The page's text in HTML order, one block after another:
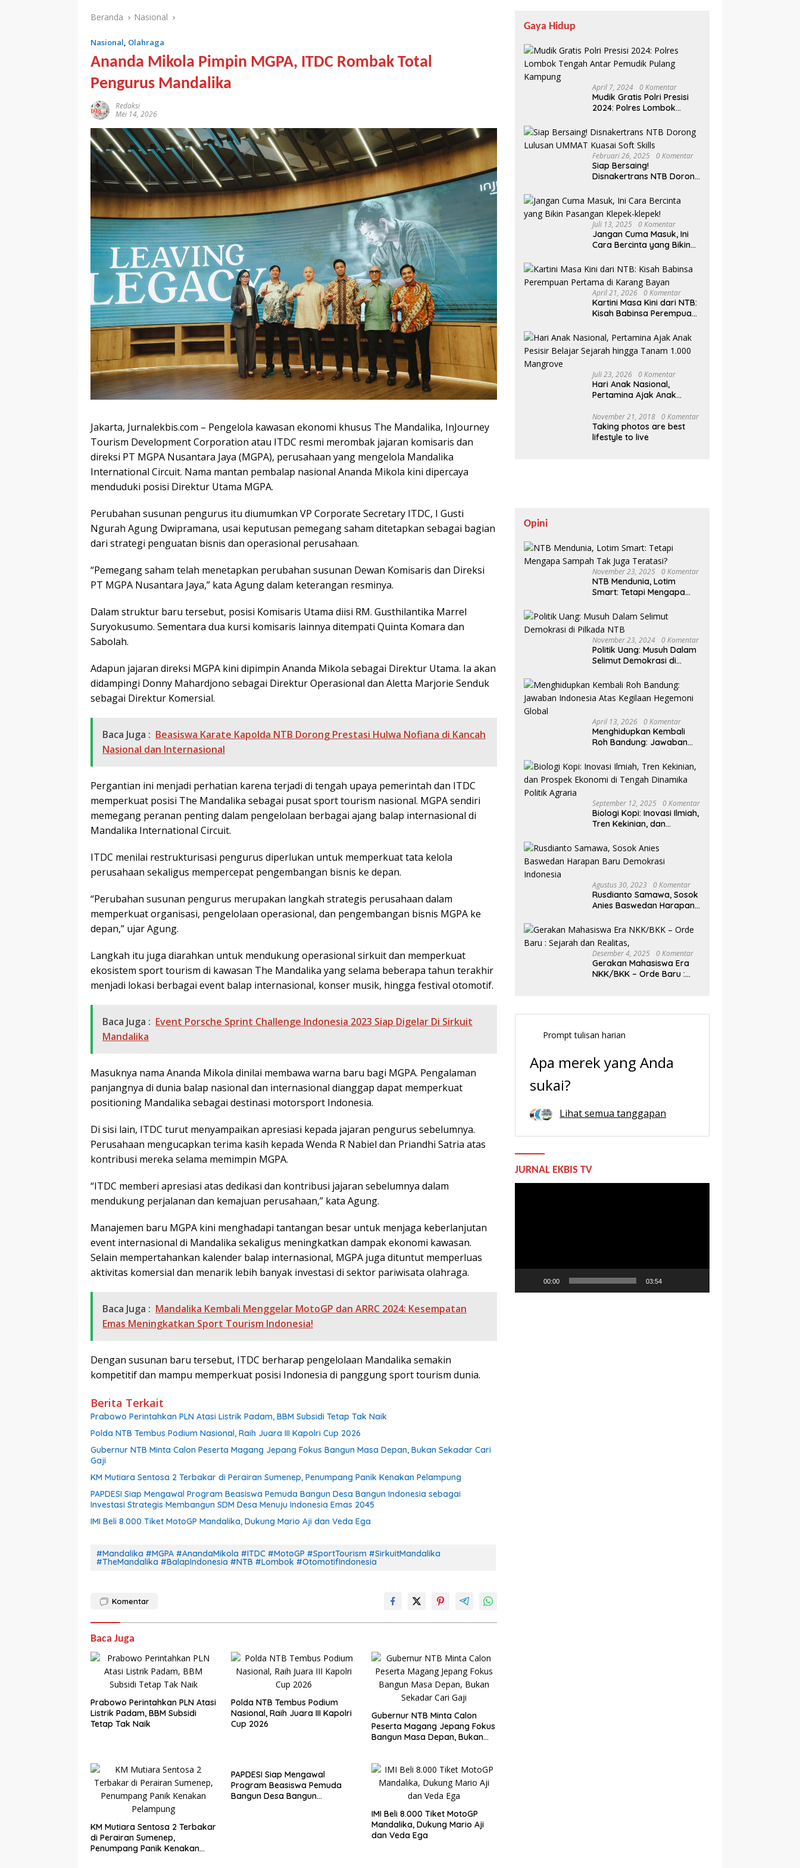
Beranda Nasional
Nasional, Olahraga
Ananda Mikola Pimpin MGPA, ITDC Rombak Total
Pengurus Mandalika
Redaksi
Mei 14, 2026
Jakarta, Jurnalekbis.com – Pengelola kawasan ekonomi khusus The Mandalika, InJourney
Tourism Development Corporation atau ITDC resmi merombak jajaran komisaris dan
direksi PT MGPA Nusantara Jaya (MGPA), perusahaan yang mengelola Mandalika
International Circuit. Nama mantan pembalap nasional Ananda Mikola kini dipercaya
menduduki posisi Direktur Utama MGPA.
Perubahan susunan pengurus itu diumumkan VP Corporate Secretary ITDC, I Gusti
Ngurah Agung Dwipramana, usai keputusan pemegang saham ditetapkan sebagai bagian
dari strategi penguatan bisnis dan operasional perusahaan.
“Pemegang saham telah menetapkan perubahan susunan Dewan Komisaris dan Direksi
PT MGPA Nusantara Jaya,” kata Agung dalam keterangan resminya.
Dalam struktur baru tersebut, posisi Komisaris Utama diisi RM. Gusthilantika Marrel
Suryokusumo. Sementara dua kursi komisaris lainnya ditempati Quinta Komara dan
Sabolah.
Adapun jajaran direksi MGPA kini dipimpin Ananda Mikola sebagai Direktur Utama. Ia akan
didampingi Donny Mahardjono sebagai Direktur Operasional dan Aletta Marjorie Senduk
sebagai Direktur Komersial.
Baca Juga : Beasiswa Karate Kapolda NTB Dorong Prestasi Hulwa Nofiana di Kancah
Nasional dan Internasional
Pergantian ini menjadi perhatian karena terjadi di tengah upaya pemerintah dan ITDC
memperkuat posisi The Mandalika sebagai pusat sport tourism nasional. MGPA sendiri
memegang peranan penting dalam pengelolaan berbagai ajang balap internasional di
Mandalika International Circuit.
ITDC menilai restrukturisasi pengurus diperlukan untuk memperkuat tata kelola
perusahaan sekaligus mempercepat pengembangan bisnis ke depan.
“Perubahan susunan pengurus merupakan langkah strategis perusahaan dalam
memperkuat organisasi, pengelolaan operasional, dan pengembangan bisnis MGPA ke
depan,” ujar Agung.
Langkah itu juga diarahkan untuk mendukung operasional sirkuit dan memperkuat
ekosistem sport tourism di kawasan The Mandalika yang selama beberapa tahun terakhir
menjadi lokasi berbagai event balap internasional, konser musik, hingga festival otomotif.
Baca Juga : Event Porsche Sprint Challenge Indonesia 2023 Siap Digelar Di Sirkuit
Mandalika
Masuknya nama Ananda Mikola dinilai membawa warna baru bagi MGPA. Pengalaman
panjangnya di dunia balap nasional dan internasional dianggap dapat memperkuat
positioning Mandalika sebagai destinasi motorsport Indonesia.
Di sisi lain, ITDC turut menyampaikan apresiasi kepada jajaran pengurus sebelumnya.
Perusahaan mengucapkan terima kasih kepada Wenda R Nabiel dan Priandhi Satria atas
kontribusi mereka selama memimpin MGPA.
“ITDC memberi apresiasi atas dedikasi dan kontribusi jajaran sebelumnya dalam
mendukung perjalanan dan kemajuan perusahaan,” kata Agung.
Manajemen baru MGPA kini menghadapi tantangan besar untuk menjaga keberlanjutan
event internasional di Mandalika sekaligus meningkatkan dampak ekonomi kawasan.
Selain mempertahankan kalender balap internasional, MGPA juga dituntut memperluas
aktivitas komersial dan menarik lebih banyak investasi di sektor pariwisata olahraga.
Baca Juga : Mandalika Kembali Menggelar MotoGP dan ARRC 2024: Kesempatan
Emas Meningkatkan Sport Tourism Indonesia!
Dengan susunan baru tersebut, ITDC berharap pengelolaan Mandalika semakin
kompetitif dan mampu memperkuat posisi Indonesia di panggung sport tourism dunia.
Berita Terkait
Prabowo Perintahkan PLN Atasi Listrik Padam, BBM Subsidi Tetap Tak Naik
Polda NTB Tembus Podium Nasional, Raih Juara III Kapolri Cup 2026
Gubernur NTB Minta Calon Peserta Magang Jepang Fokus Bangun Masa Depan, Bukan Sekadar Cari
Gaji
KM Mutiara Sentosa 2 Terbakar di Perairan Sumenep, Penumpang Panik Kenakan Pelampung
PAPDESI Siap Mengawal Program Beasiswa Pemuda Bangun Desa Bangun Indonesia sebagai
Investasi Strategis Membangun SDM Desa Menuju Indonesia Emas 2045
IMI Beli 8.000 Tiket MotoGP Mandalika, Dukung Mario Aji dan Veda Ega
#Mandalika #MGPA #AnandaMikola #ITDC #MotoGP #SportTourism #SirkuitMandalika
#TheMandalika #BalapIndonesia #NTB #Lombok #OtomotifIndonesia
Komentar
Baca Juga
Prabowo Perintahkan PLN Atasi
Listrik Padam, BBM Subsidi
Tetap Tak Naik
Polda NTB Tembus Podium
Nasional, Raih Juara III Kapolri
Cup 2026
Gubernur NTB Minta Calon
Peserta Magang Jepang Fokus
Bangun Masa Depan, Bukan
KM Mutiara Sentosa 2 Terbakar
di Perairan Sumenep,
Penumpang Panik Kenakan
PAPDESI Siap Mengawal
Program Beasiswa Pemuda
Bangun Desa Bangun
IMI Beli 8.000 Tiket MotoGP
Mandalika, Dukung Mario Aji
dan Veda Ega
Gaya Hidup
April 7, 2024 0 Komentar
Mudik Gratis Polri Presisi
2024: Polres Lombok
Pulang Kampung
Februari 26, 2025 0 Komentar
Siap Bersaing!
Disnakertrans NTB Dorong
Soft Skills
Juli 13, 2025 0 Komentar
Jangan Cuma Masuk, Ini
Cara Bercinta yang Bikin
April 21, 2026 0 Komentar
Kartini Masa Kini dari NTB:
Kisah Babinsa Perempuan
Juli 23, 2026 0 Komentar
Hari Anak Nasional,
Pertamina Ajak Anak
hingga Tanam 1.000
Mangrove
November 21, 2018 0 Komentar
Taking photos are best
lifestyle to live
Opini
November 23, 2025 0 Komentar
NTB Mendunia, Lotim
Smart: Tetapi Mengapa
Teratasi?
November 23, 2024 0 Komentar
Politik Uang: Musuh Dalam
Selimut Demokrasi di
April 13, 2026 0 Komentar
Menghidupkan Kembali
Roh Bandung: Jawaban
Hegemoni Global
September 12, 2025 0 Komentar
Biologi Kopi: Inovasi Ilmiah,
Tren Kekinian, dan
Tengah Dinamika Politik
Agraria
Agustus 30, 2023 0 Komentar
Rusdianto Samawa, Sosok
Anies Baswedan Harapan
Desember 4, 2025 0 Komentar
Gerakan Mahasiswa Era
NKK/BKK – Orde Baru :
Prompt tulisan harian
Apa merek yang Anda
sukai?
Lihat semua tanggapan
JURNAL EKBIS TV
00:00 03:54